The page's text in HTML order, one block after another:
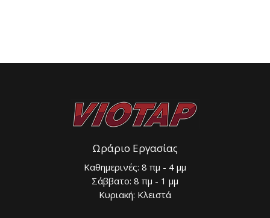
Ωράριο Εργασίας
Καθημερινές: 8 πμ - 4 μμ
Σάββατο: 8 πμ - 1 μμ
Κυριακή: Κλειστά